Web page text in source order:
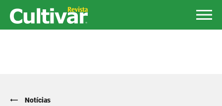
Notícias